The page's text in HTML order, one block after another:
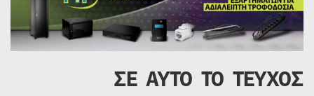
ΣΕ ΑΥΤΟ ΤΟ ΤΕΥΧΟΣ